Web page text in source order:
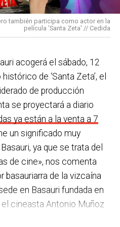
activo, actividades
mayores e iniciativas para
Además, este año se ha
se comenzarán a
diurna y viviendas
actualidad municipal ha
sobre
urbanísticas . ¿Cómo
de gobierno esta
trasladarías a la
son graves y
existido irregularidades
así como
tachan de negligente y
emergencias de la
en las reuniones del
de los trabajadores
elevar los hechos a la
inicialmente
de actitud, la parte
adoptadas ante las
han sido meramente
y centradas en
soluciones reales ni
mayor exposición.
también participa como actor en la
película 'Santa Zeta' // Cedida
acogerá el sábado, 12
de ‘Santa Zeta’, el
de producción
se proyectará a diario
ya están a la venta a 7
un significado muy
ya que se trata del
de cine», nos comenta
basauriarra de la vizcaína
en Basauri fundada en
cineasta Antonio Muñoz